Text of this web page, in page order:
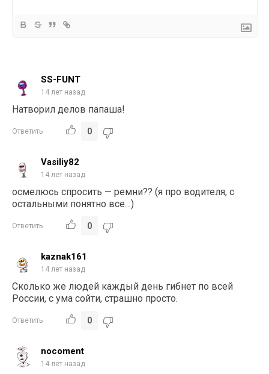
SS-FUNT
14 лет назад
Натворил делов папаша!
Ответить 0
Vasiliy82
14 лет назад
осмелюсь спросить — ремни?? (я про водителя, с
остальными понятно все…)
Ответить 0
kaznak161
14 лет назад
Сколько же людей каждый день гибнет по всей
России, с ума сойти, страшно просто.
Ответить 0
nocoment
14 лет назад